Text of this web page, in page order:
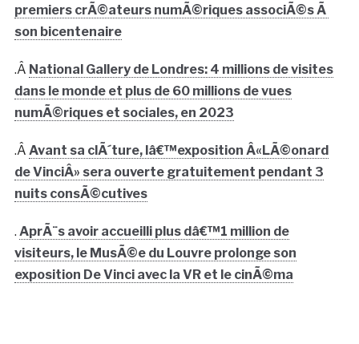
premiers crÃ©ateurs numÃ©riques associÃ©s Ã
son bicentenaire
.Â National Gallery de Londres: 4 millions de visites
dans le monde et plus de 60 millions de vues
numÃ©riques et sociales, en 2023
.Â Avant sa clÃ´ture, lâ€™exposition Â«LÃ©onard
de VinciÂ» sera ouverte gratuitement pendant 3
nuits consÃ©cutives
. AprÃ¨s avoir accueilli plus dâ€™1 million de
visiteurs, le MusÃ©e du Louvre prolonge son
exposition De Vinci avec la VR et le cinÃ©ma